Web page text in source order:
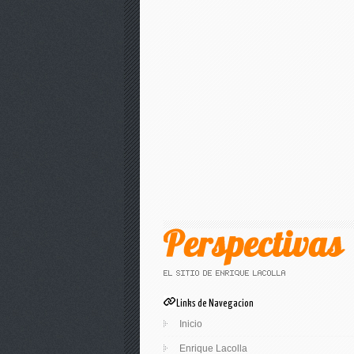
Links de Navegacion
Inicio
Enrique Lacolla